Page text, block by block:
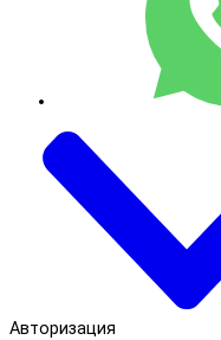
Авторизация